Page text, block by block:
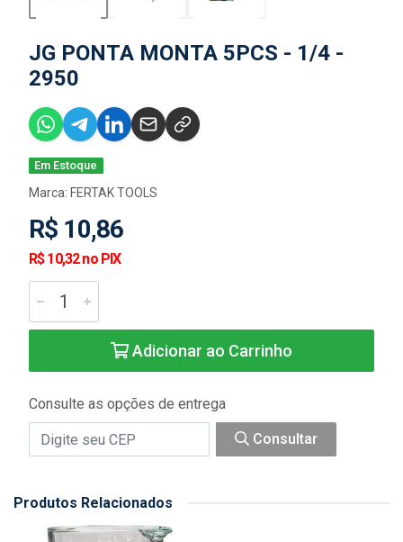
JG PONTA MONTA 5PCS - 1/4 -
2950
Em Estoque
Marca: FERTAK TOOLS
R$ 10,86
R$ 10,32 no PIX
Adicionar ao Carrinho
Consulte as opções de entrega
Consultar
Produtos Relacionados